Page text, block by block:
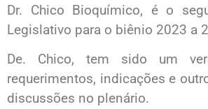
Dr. Chico Bioquímico, é o
Legislativo para o biênio 2023 a
De. Chico, tem sido um
requerimentos, indicações e
discussões no plenário.